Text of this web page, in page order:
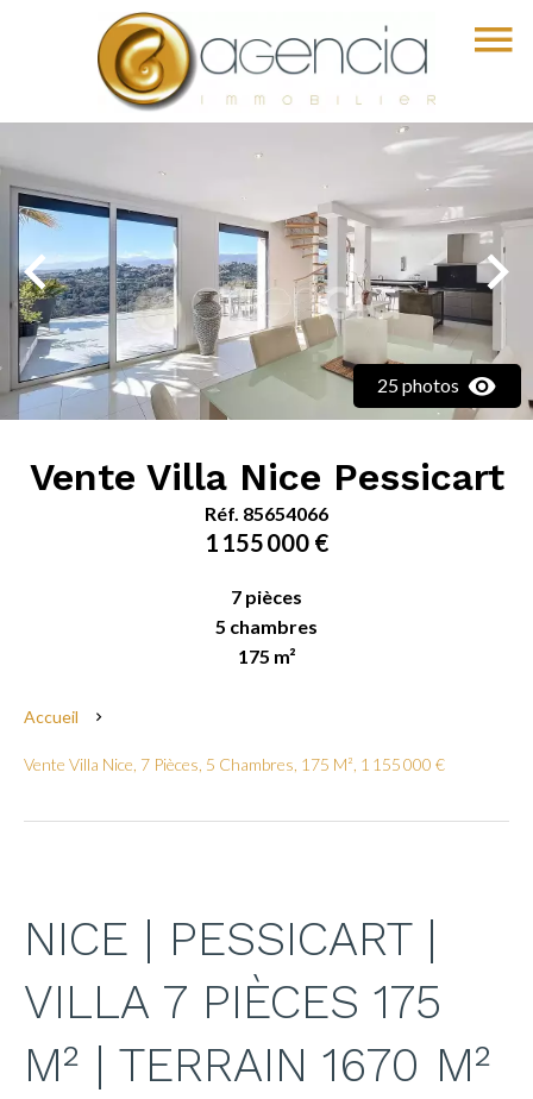
25 photos
Vente Villa Nice Pessicart
Réf. 85654066
1 155 000 €
7 pièces
5 chambres
175 m²
Accueil
Vente Villa Nice, 7 Pièces, 5 Chambres, 175 M², 1 155 000 €
NICE | PESSICART |
VILLA 7 PIÈCES 175
M² | TERRAIN 1670 M²